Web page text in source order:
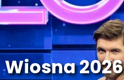
Wiosna